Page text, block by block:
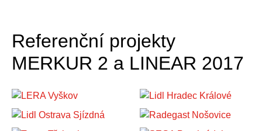
Referenční projekty
MERKUR 2 a LINEAR 2017